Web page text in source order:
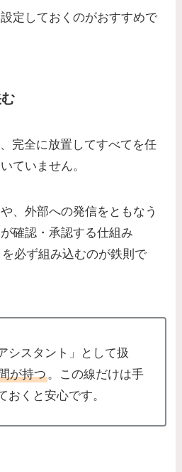
定しておくのがおすすめで
完全に放置してすべてを任
ていません。
、外部への発信をともなう
確認・承認する仕組み
を必ず組み込むのが鉄則で
シスタント」として扱
が持つ。この線だけは手
おくと安心です。